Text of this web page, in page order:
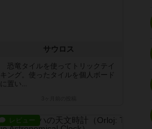
サウロス
恐竜タイルを使ってトリックテイ
キング。使ったタイルを個人ボード
に置い...
レビュー